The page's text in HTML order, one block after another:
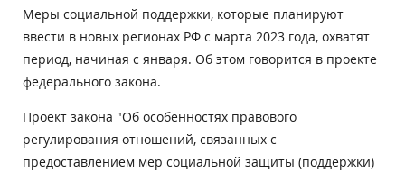
Меры социальной поддержки, которые планируют
ввести в новых регионах РФ с марта 2023 года, охватят
период, начиная с января. Об этом говорится в проекте
федерального закона.
Проект закона "Об особенностях правового
регулирования отношений, связанных с
предоставлением мер социальной защиты (поддержки)